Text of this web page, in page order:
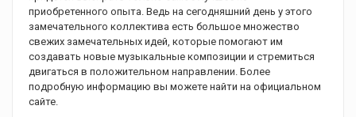
приобретенного опыта. Ведь на сегодняшний день у этого
замечательного коллектива есть большое множество
свежих замечательных идей, которые помогают им
создавать новые музыкальные композиции и стремиться
двигаться в положительном направлении. Более
подробную информацию вы можете найти на официальном
сайте.